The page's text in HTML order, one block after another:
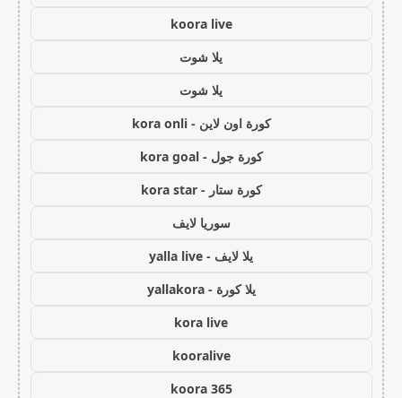
koora live
يلا شوت
يلا شوت
كورة اون لاين - kora onli
كورة جول - kora goal
كورة ستار - kora star
سوريا لايف
يلا لايف - yalla live
يلا كورة - yallakora
kora live
kooralive
koora 365